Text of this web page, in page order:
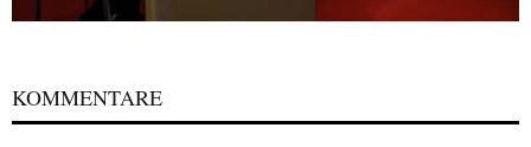
KOMMENTARE